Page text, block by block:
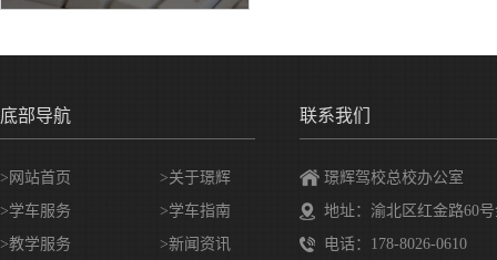
底部导航
>网站首页 >关于璟辉
>学车服务 >学车指南
>教学服务 >新闻资讯
联系我们
璟辉驾校总校办公室
地址：渝北区红金路60
电话：178-8026-0610